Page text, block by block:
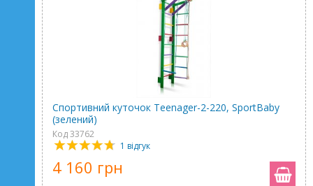
Спортивний куточок Teenager-2-220, SportBaby
(зелений)
Код 33762
1 відгук
4 160 грн